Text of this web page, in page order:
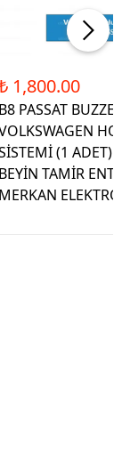
1,800.00
B8 PASSAT
(1 ADET)
BEYİN TAMİR
MERKAN